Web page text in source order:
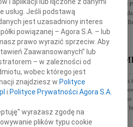
Leszka
Miasta Białystok w
Miasta Białystok
i...
naszej Koleżance
śmierci Taty
Kształcenia Eko-
Lucynie
składają
Z głębokim
wyjątkowego
usług. Jeśli podstawą
jest uzasadniony interes
powiązanej – Agora S.A. – lub
prawo wyrazić sprzeciw. Aby
Zaawansowanych” lub
– w zależności od
wobec którego jest
znajdziesz w Polityce
i Polityce Prywatności Agora S.A.
wyrażasz zgodę na
plików typu cookie